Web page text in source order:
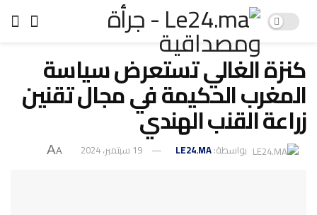
كنزة الغالي تستعرض سياسة
المغرب الحكيمة في مجال تقنين
زراعة القنب الهندي
بواسطة:LE24.MA 19 سبتمبر، 2024 A
A